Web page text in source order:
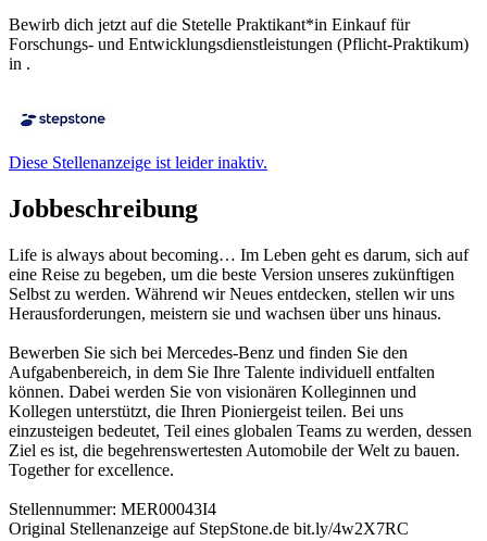
Bewirb dich jetzt auf die Stetelle Praktikant*in Einkauf für
Forschungs- und Entwicklungsdienstleistungen (Pflicht-Praktikum)
in .
Diese Stellenanzeige ist leider inaktiv.
Jobbeschreibung
Life is always about becoming… Im Leben geht es darum, sich auf
eine Reise zu begeben, um die beste Version unseres zukünftigen
Selbst zu werden. Während wir Neues entdecken, stellen wir uns
Herausforderungen, meistern sie und wachsen über uns hinaus.
Bewerben Sie sich bei Mercedes-Benz und finden Sie den
Aufgabenbereich, in dem Sie Ihre Talente individuell entfalten
können. Dabei werden Sie von visionären Kolleginnen und
Kollegen unterstützt, die Ihren Pioniergeist teilen. Bei uns
einzusteigen bedeutet, Teil eines globalen Teams zu werden, dessen
Ziel es ist, die begehrenswertesten Automobile der Welt zu bauen.
Together for excellence.
Stellennummer: MER00043I4
Original Stellenanzeige auf StepStone.de bit.ly/4w2X7RC